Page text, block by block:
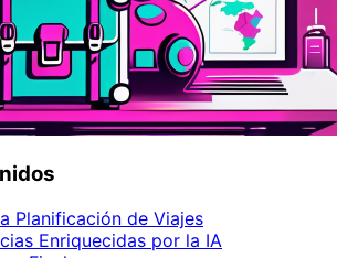
Planificación de Viajes
Enriquecidas por la IA